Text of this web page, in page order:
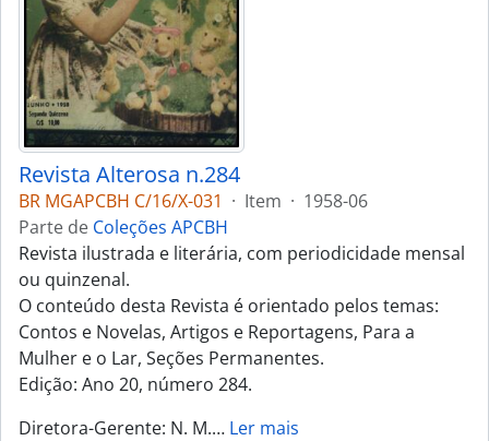
Revista Alterosa n.284
BR MGAPCBH C/16/X-031 · Item · 1958-06
Parte de Coleções APCBH
Revista ilustrada e literária, com periodicidade mensal
ou quinzenal.
O conteúdo desta Revista é orientado pelos temas:
Contos e Novelas, Artigos e Reportagens, Para a
Mulher e o Lar, Seções Permanentes.
Edição: Ano 20, número 284.
Diretora-Gerente: N. M.… Ler mais